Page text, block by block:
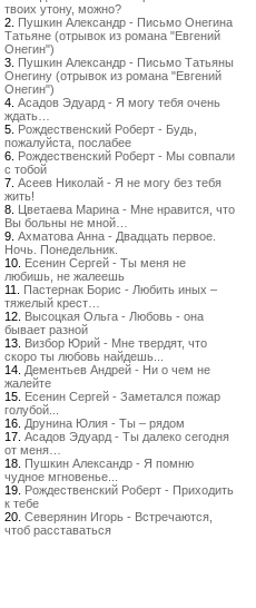
твоих утону, можно?
2. Пушкин Александр - Письмо Онегина
Татьяне (отрывок из романа "Евгений
Онегин")
3. Пушкин Александр - Письмо Татьяны
Онегину (отрывок из романа "Евгений
Онегин")
4. Асадов Эдуард - Я могу тебя очень
ждать…
5. Рождественский Роберт - Будь,
пожалуйста, послабее
6. Рождественский Роберт - Мы совпали
с тобой
7. Асеев Николай - Я не могу без тебя
жить!
8. Цветаева Марина - Мне нравится, что
Вы больны не мной…
9. Ахматова Анна - Двадцать первое.
Ночь. Понедельник.
10. Есенин Сергей - Ты меня не
любишь, не жалеешь
11. Пастернак Борис - Любить иных –
тяжелый крест…
12. Высоцкая Ольга - Любовь - она
бывает разной
13. Визбор Юрий - Мне твердят, что
скоро ты любовь найдешь...
14. Дементьев Андрей - Ни о чем не
жалейте
15. Есенин Сергей - Заметался пожар
голубой...
16. Друнина Юлия - Ты – рядом
17. Асадов Эдуард - Ты далеко сегодня
от меня…
18. Пушкин Александр - Я помню
чудное мгновенье...
19. Рождественский Роберт - Приходить
к тебе
20. Северянин Игорь - Встречаются,
чтоб расставаться